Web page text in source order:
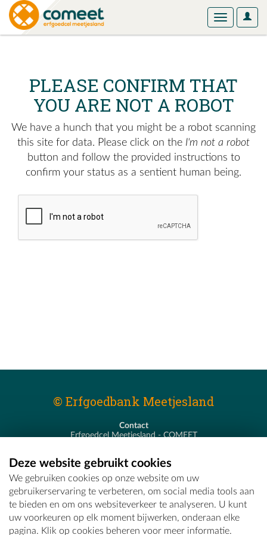
User
Toggle
PLEASE CONFIRM THAT
YOU ARE NOT A ROBOT
We have a hunch that you might be a robot scanning
this site for data. Please click on the I'm not a robot
button and follow the provided instructions to
confirm your status as a sentient human being.
© Erfgoedbank Meetjesland
Contact
Erfgoedcel Meetjesland - COMEET
T - 09 373 75 96
E -erfgoedcel@comeet.be
Deze website gebruikt cookies
We gebruiken cookies op onze website om uw
gebruikerservaring te verbeteren, om social media tools aan
te bieden en om ons websiteverkeer te analyseren. U kunt
uw voorkeuren op elk moment bijwerken, onderaan elke
pagina. Klik op cookies beheren voor meer informatie.